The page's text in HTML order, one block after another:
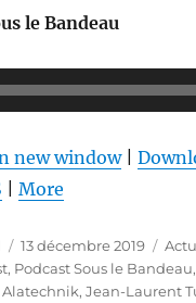
le Bandeau
new window|
|More
Publié
le
13 décembre 2019 Actu
, Podcast Sous le Bandeau
Alatechnik,Jean-Laurent